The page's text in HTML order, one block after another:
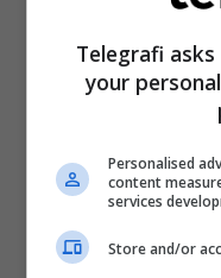
Telegrafi
your
Personalised
content
services
Store and/or